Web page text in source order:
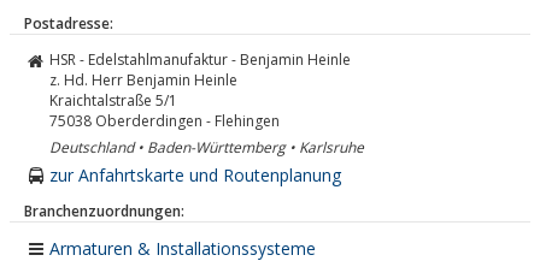
Postadresse:
HSR - Edelstahlmanufaktur - Benjamin Heinle
z. Hd. Herr Benjamin Heinle
Kraichtalstraße 5/1
75038 Oberderdingen - Flehingen
Deutschland • Baden-Württemberg • Karlsruhe
zur Anfahrtskarte und Routenplanung
Branchenzuordnungen:
Armaturen & Installationssysteme